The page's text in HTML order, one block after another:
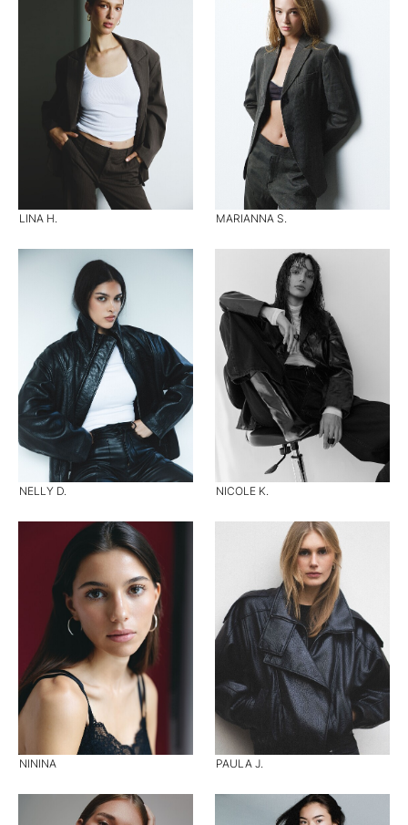
LINA H. MARIANNA S.
NELLY D. NICOLE K.
NININA PAULA J.